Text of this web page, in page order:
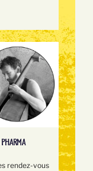
PHARMA
rendez-vous